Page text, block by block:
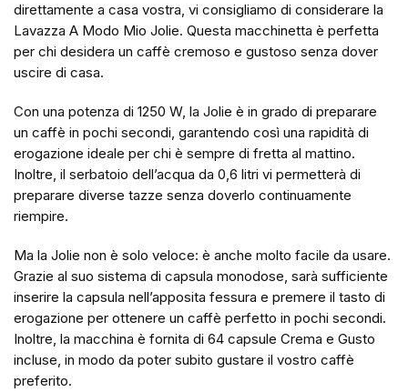
direttamente a casa vostra, vi consigliamo di considerare la
Lavazza A Modo Mio Jolie. Questa macchinetta è perfetta
per chi desidera un caffè cremoso e gustoso senza dover
uscire di casa.
Con una potenza di 1250 W, la Jolie è in grado di preparare
un caffè in pochi secondi, garantendo così una rapidità di
erogazione ideale per chi è sempre di fretta al mattino.
Inoltre, il serbatoio dell’acqua da 0,6 litri vi permetterà di
preparare diverse tazze senza doverlo continuamente
riempire.
Ma la Jolie non è solo veloce: è anche molto facile da usare.
Grazie al suo sistema di capsula monodose, sarà sufficiente
inserire la capsula nell’apposita fessura e premere il tasto di
erogazione per ottenere un caffè perfetto in pochi secondi.
Inoltre, la macchina è fornita di 64 capsule Crema e Gusto
incluse, in modo da poter subito gustare il vostro caffè
preferito.